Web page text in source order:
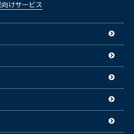
けサービス